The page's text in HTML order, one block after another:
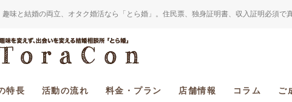
趣味と結婚の両立、オタク婚活なら「とら婚」。住民票、独身証明書、収入証明必須で
特長 活動の流れ 料金・プラン 店舗情報 コラム ご
2
0